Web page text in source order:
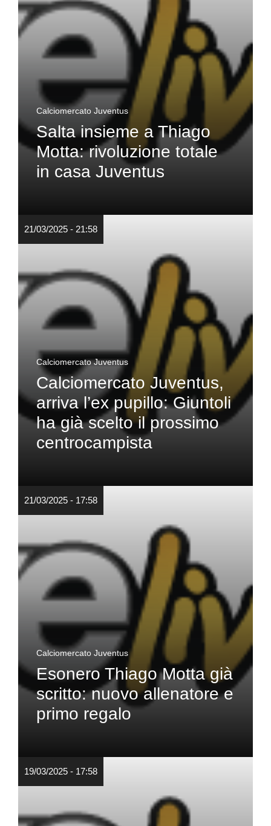
Calciomercato Juventus
Salta insieme a Thiago
Motta: rivoluzione totale
in casa Juventus
21/03/2025 - 21:58
Calciomercato Juventus
Calciomercato Juventus,
arriva l’ex pupillo: Giuntoli
ha già scelto il prossimo
centrocampista
21/03/2025 - 17:58
Calciomercato Juventus
Esonero Thiago Motta già
scritto: nuovo allenatore e
primo regalo
19/03/2025 - 17:58